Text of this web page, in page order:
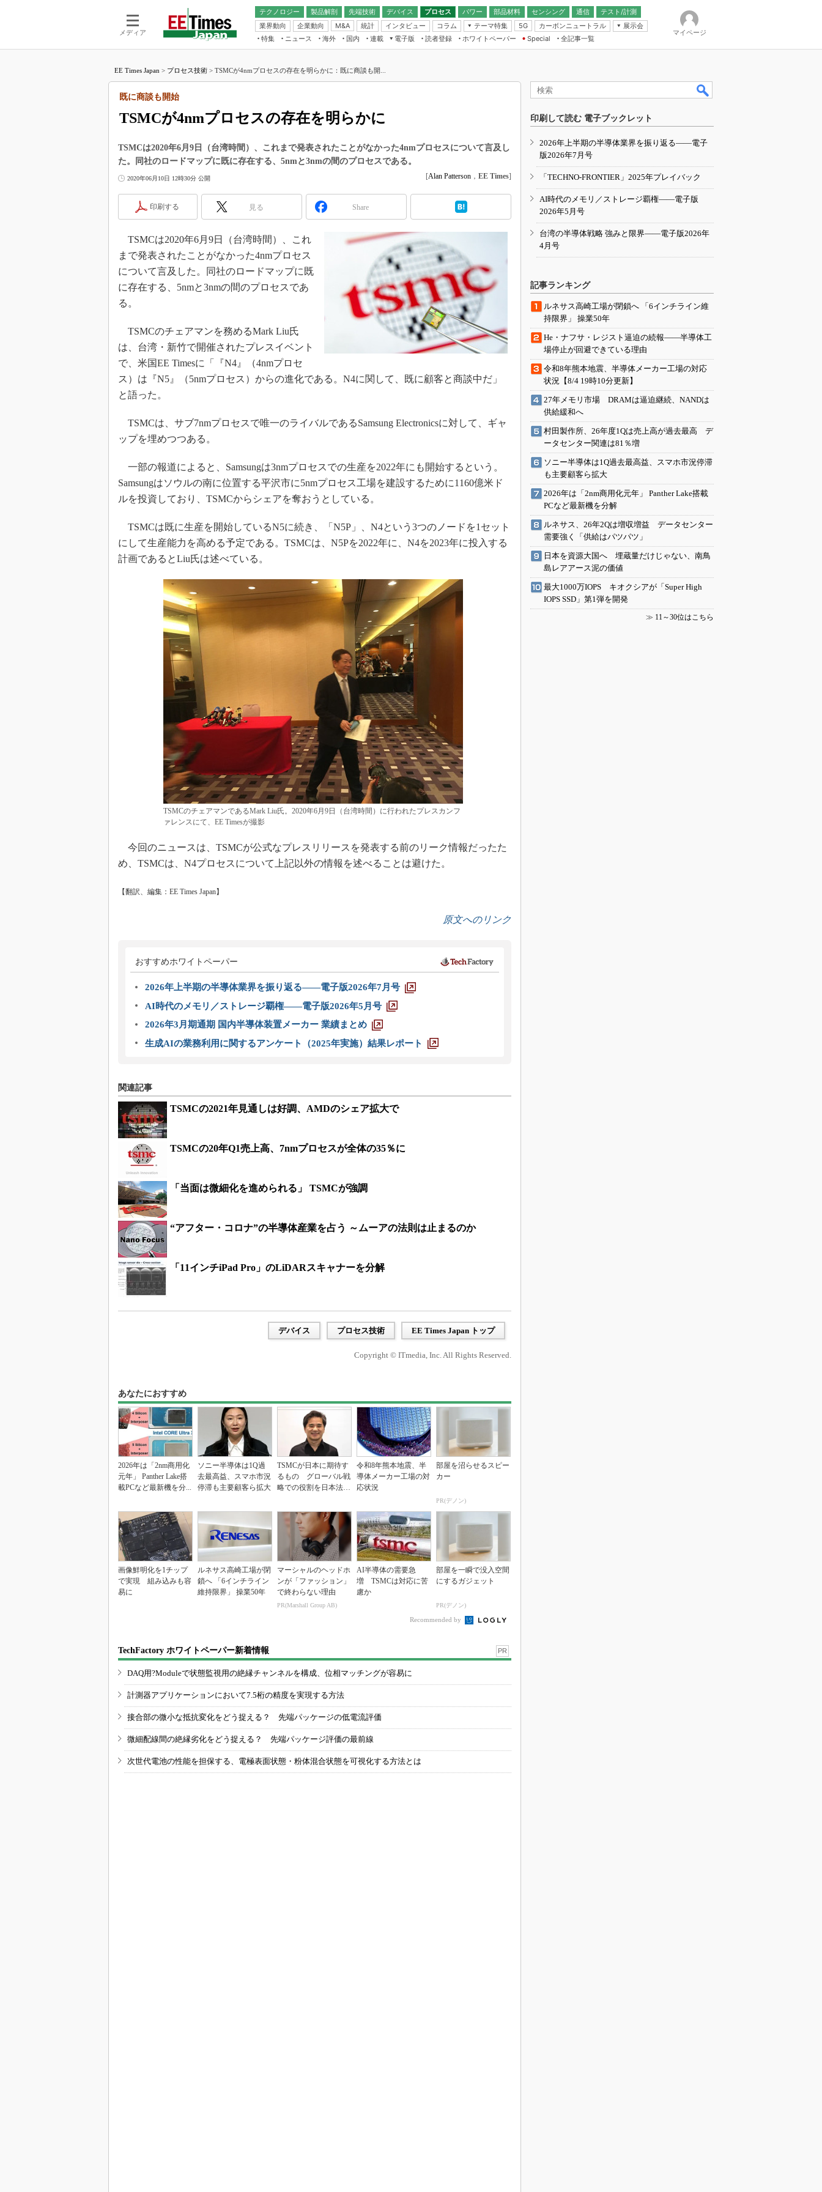
メディア
テクノロジー 製品解剖
先端技術
電池／エネルギー
デバイス
アナログ
マイコン
プロセス パワー 部品材料 センシング
通信
無線
テスト/計測
業界動向
企業動向 M&A 統計 インタビュー コラム
テーマ特集
フィジカルAI
読者調査（EE Times Research）
IoT
エレクトロニクス入門（EDN
5G カーボンニュートラル
展示会
IoT・エッジコンピューティング
EXPO
TECHNO-FRONTIER
人とくるま展
特集 ニュース 海外 国内
連載
福田昭のデバイス通信
大山聡の業界スコープ
リタイア直前エンジニアの社会人大
学漂流記
踊るバズワード ～Behind the
Buzzword
で起こること
製品分解で探るアジアの新トレンド
光伝送技術を知る
“異端児エンジニア”が仕掛けた社内
イノベーションは日本を救うのか
JASA発IoT通信
IHSアナリスト「未来展望」
「英語に愛されないエンジニア」の
電子版
電子ブックレット
読者登録 ホワイトペーパー
Special
全記事一覧
マイページ
EE Times Japan > プロセス技術 > TSMCが4nmプロセスの存在を明らかに：既に商談も開...
TSMCが4nmプロセスの存在を明らかに
既に商談も開始
TSMCは2020年6月9日（台湾時間）、これまで発表されたことがなかった4nmプロセスについて言及し
た。同社のロードマップに既に存在する、5nmと3nmの間のプロセスである。
2020年06月10日 12時30分 公開 [Alan Patterson ， EE Times]
印刷する 見る Share
TSMCは2020年6月9日（台湾時間）、これ
まで発表されたことがなかった4nmプロセス
について言及した。同社のロードマップに既
に存在する、5nmと3nmの間のプロセスであ
る。
TSMCのチェアマンを務めるMark Liu氏
は、台湾・新竹で開催されたプレスイベント
で、米国EE Timesに「『N4』（4nmプロセ
ス）は『N5』（5nmプロセス）からの進化である。N4に関して、既に顧客と商談中だ」
と語った。
TSMCは、サブ7nmプロセスで唯一のライバルであるSamsung Electronicsに対して、ギャ
ップを埋めつつある。
一部の報道によると、Samsungは3nmプロセスでの生産を2022年にも開始するという。
Samsungはソウルの南に位置する平沢市に5nmプロセス工場を建設するために1160億米ド
ルを投資しており、TSMCからシェアを奪おうとしている。
TSMCは既に生産を開始しているN5に続き、「N5P」、N4という3つのノードを1セット
にして生産能力を高める予定である。TSMCは、N5Pを2022年に、N4を2023年に投入する
計画であるとLiu氏は述べている。
TSMCのチェアマンであるMark Liu氏。2020年6月9日（台湾時間）に行われたプレスカンフ
ァレンスにて、EE Timesが撮影
今回のニュースは、TSMCが公式なプレスリリースを発表する前のリーク情報だったた
め、TSMCは、N4プロセスについて上記以外の情報を述べることは避けた。
【翻訳、編集：EE Times Japan】
原文へのリンク
おすすめホワイトペーパー
2026年上半期の半導体業界を振り返る――電子版2026年7月号
AI時代のメモリ／ストレージ覇権――電子版2026年5月号
2026年3月期通期 国内半導体装置メーカー 業績まとめ
生成AIの業務利用に関するアンケート（2025年実施）結果レポート
関連記事
TSMCの2021年見通しは好調、AMDのシェア拡大で
TSMCの20年Q1売上高、7nmプロセスが全体の35％に
「当面は微細化を進められる」 TSMCが強調
“アフター・コロナ”の半導体産業を占う ～ムーアの法則は止まるのか
「11インチiPad Pro」のLiDARスキャナーを分解
デバイス プロセス技術 EE Times Japan トップ
Copyright © ITmedia, Inc. All Rights Reserved.
あなたにおすすめ
2026年は「2nm商用化
元年」 Panther Lake搭
載PCなど最新機を分...
ソニー半導体は1Q過
去最高益、スマホ市況
停滞も主要顧客ら拡大
TSMCが日本に期待す
るもの グローバル戦
略での役割を日本法人
令和8年熊本地震、半
導体メーカー工場の対
応状況
部屋を沼らせるスピー
カー
PR(デノン)
画像鮮明化を1チップ
で実現 組み込みも容
易に
ルネサス高崎工場が閉
鎖へ 「6インチライン
維持限界」 操業50年
マーシャルのヘッドホ
ンが「ファッション」
で終わらない理由
PR(Marshall Group AB)
AI半導体の需要急
増 TSMCは対応に苦
慮か
部屋を一瞬で没入空間
にするガジェット
PR(デノン)
Recommended by
TechFactory ホワイトペーパー新着情報 PR
DAQ用?Moduleで状態監視用の絶縁チャンネルを構成、位相マッチングが容易に
計測器アプリケーションにおいて7.5桁の精度を実現する方法
接合部の微小な抵抗変化をどう捉える？ 先端パッケージの低電流評価
微細配線間の絶縁劣化をどう捉える？ 先端パッケージ評価の最前線
次世代電池の性能を担保する、電極表面状態・粉体混合状態を可視化する方法とは
印刷して読む 電子ブックレット
2026年上半期の半導体業界を振り返る――電子
版2026年7月号
「TECHNO-FRONTIER」2025年プレイバック
AI時代のメモリ／ストレージ覇権――電子版
2026年5月号
台湾の半導体戦略 強みと限界――電子版2026年
4月号
記事ランキング
ルネサス高崎工場が閉鎖へ 「6インチライン維
持限界」 操業50年
He・ナフサ・レジスト逼迫の続報――半導体工
場停止が回避できている理由
令和8年熊本地震、半導体メーカー工場の対応
状況【8/4 19時10分更新】
27年メモリ市場 DRAMは逼迫継続、NANDは
供給緩和へ
村田製作所、26年度1Qは売上高が過去最高 デ
ータセンター関連は81％増
ソニー半導体は1Q過去最高益、スマホ市況停滞
も主要顧客ら拡大
2026年は「2nm商用化元年」 Panther Lake搭載
PCなど最新機を分解
ルネサス、26年2Qは増収増益 データセンター
需要強く「供給はパツパツ」
日本を資源大国へ 埋蔵量だけじゃない、南鳥
島レアアース泥の価値
最大1000万IOPS キオクシアが「Super High
IOPS SSD」第1弾を開発
≫ 11～30位はこちら